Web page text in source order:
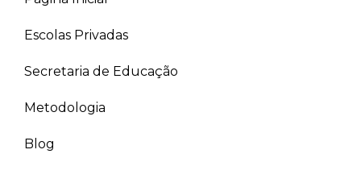
Escolas Privadas
Secretaria de Educação
Metodologia
Blog